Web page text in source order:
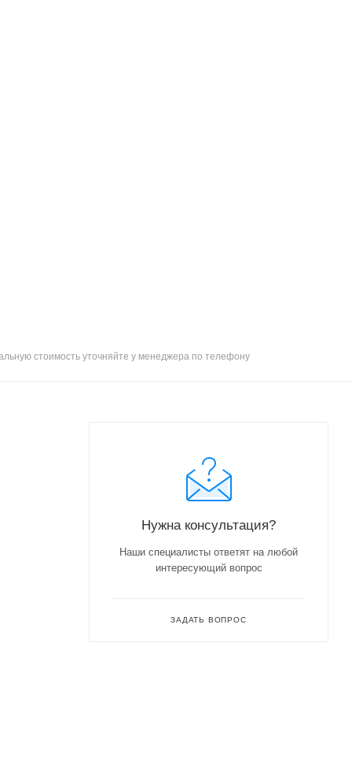
стоимость уточняйте у менеджера по телефону
Нужна консультация?
Наши специалисты ответят на любой
интересующий вопрос
ЗАДАТЬ ВОПРОС